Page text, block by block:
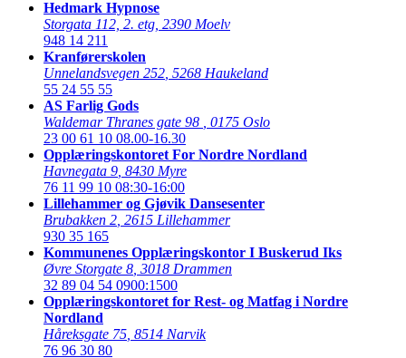
Hedmark Hypnose
Storgata 112, 2. etg 2390 Moelv
948 14 211
Kranførerskolen
Unnelandsvegen 252 5268 Haukeland
55 24 55 55
AS Farlig Gods
Waldemar Thranes gate 98
0175 Oslo
23 00 61 10 08.00-16.30
Opplæringskontoret For Nordre Nordland
Havnegata 9 8430 Myre
76 11 99 10 08:30-16:00
Lillehammer og Gjøvik Dansesenter
Brubakken 2 2615 Lillehammer
930 35 165
Kommunenes Opplæringskontor I Buskerud Iks
Øvre Storgate 8 3018 Drammen
32 89 04 54 0900:1500
Opplæringskontoret for Rest- og Matfag i Nordre
Nordland
Håreksgate 75 8514 Narvik
76 96 30 80